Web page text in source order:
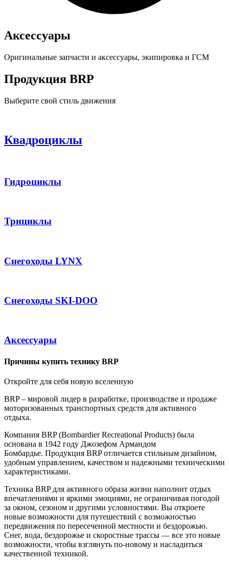
Аксессуары
Оригинальные запчасти и аксессуары, экипировка и ГСМ
Продукция BRP
Выберите свой стиль движения
Квадроциклы
Гидроциклы
Трициклы
Снегоходы LYNX
Снегоходы SKI-DOO
Аксессуары
Причины купить технику BRP
Откройте для себя новую вселенную
BRP – мировой лидер в разработке, производстве и продаже
моторизованных транспортных средств для активного
отдыха.
Компания BRP (Bombardier Recreational Products) была
основана в 1942 году Джозефом Армандом
Бомбардье. Продукция BRP отличается стильным дизайном,
удобным управлением, качеством и надежными техническими
характеристиками.
Техника BRP для активного образа жизни наполнит отдых
впечатлениями и яркими эмоциями, не ограничивая погодой
за окном, сезоном и другими условностями. Вы откроете
новые возможности для путешествий с возможностью
передвижения по пересеченной местности и бездорожью.
Снег, вода, бездорожье и скоростные трассы — все это новые
возможности, чтобы взглянуть по-новому и насладиться
качественной техникой.